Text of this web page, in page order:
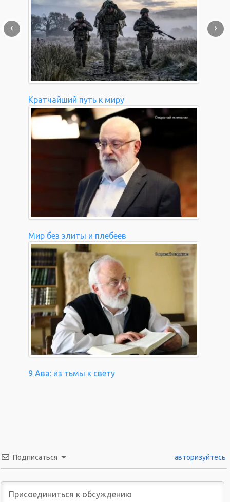
Кратчайший путь к миру
Мир без элиты и плебеев
9 Ава: из тьмы к свету
‹ ›
Подписаться авторизуйтесь